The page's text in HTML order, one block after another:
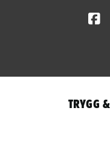
Trygg